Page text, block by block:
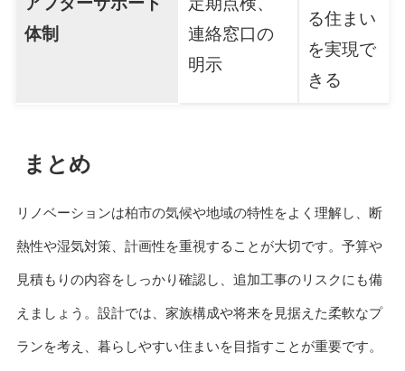
体制
連絡窓口の
明示
る住まい
を実現で
きる
まとめ
リノベーションは柏市の気候や地域の特性をよく理解し、断
熱性や湿気対策、計画性を重視することが大切です。予算や
見積もりの内容をしっかり確認し、追加工事のリスクにも備
えましょう。設計では、家族構成や将来を見据えた柔軟なプ
ランを考え、暮らしやすい住まいを目指すことが重要です。